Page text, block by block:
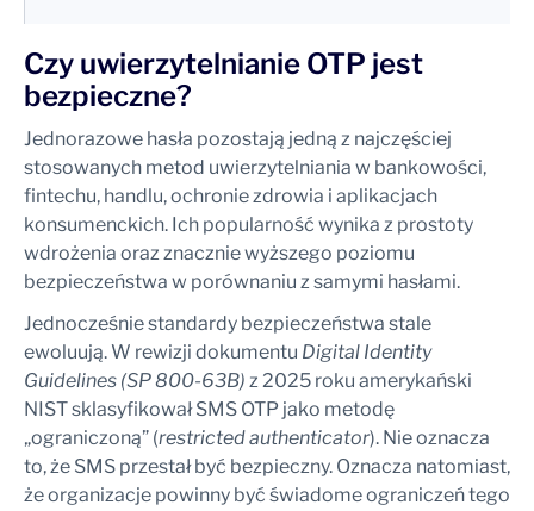
Czy uwierzytelnianie OTP jest
bezpieczne?
Jednorazowe hasła pozostają jedną z najczęściej
stosowanych metod uwierzytelniania w bankowości,
fintechu, handlu, ochronie zdrowia i aplikacjach
konsumenckich. Ich popularność wynika z prostoty
wdrożenia oraz znacznie wyższego poziomu
bezpieczeństwa w porównaniu z samymi hasłami.
Jednocześnie standardy bezpieczeństwa stale
ewoluują. W rewizji dokumentu Digital Identity
Guidelines (SP 800-63B) z 2025 roku amerykański
NIST sklasyfikował SMS OTP jako metodę
„ograniczoną” (restricted authenticator). Nie oznacza
to, że SMS przestał być bezpieczny. Oznacza natomiast,
że organizacje powinny być świadome ograniczeń tego